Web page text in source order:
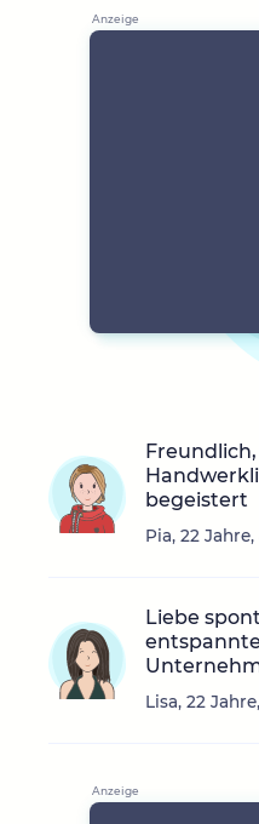
begeistert
Pia, 22
Liebe
entspannte
Lisa, 22